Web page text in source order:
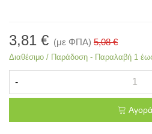
3,81 € (με ΦΠΑ) 5,08 €
Διαθέσιμο / Παράδοση - Παραλαβή 1
-
Αγορά